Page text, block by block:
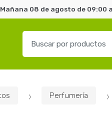
08 de agosto de 09:00 a
Perfumería